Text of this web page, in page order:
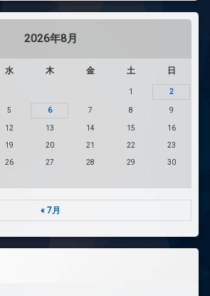
2026年8月
水 木 金 土 日
1 2
5 6 7 8 9
12 13 14 15 16
19 20 21 22 23
26 27 28 29 30
« 7月